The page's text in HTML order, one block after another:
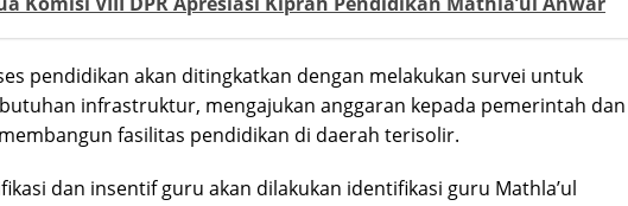
pendidikan akan ditingkatkan dengan melakukan survei untuk
infrastruktur, mengajukan anggaran kepada pemerintah dan
fasilitas pendidikan di daerah terisolir.
dan insentif guru akan dilakukan identifikasi guru Mathla’ul